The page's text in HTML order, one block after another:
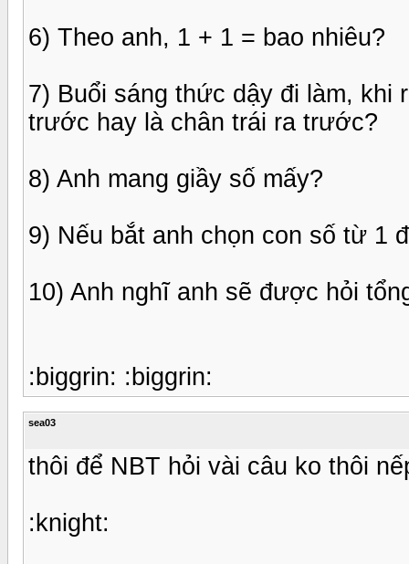
6) Theo anh, 1 + 1 = bao nhiêu?
7) Buổi sáng thức dậy đi làm, khi
trước hay là chân trái ra trước?
8) Anh mang giầy số mấy?
9) Nếu bắt anh chọn con số từ 1
10) Anh nghĩ anh sẽ được hỏi
:biggrin: :biggrin:
sea03
thôi để NBT hỏi vài câu ko thôi
:knight: